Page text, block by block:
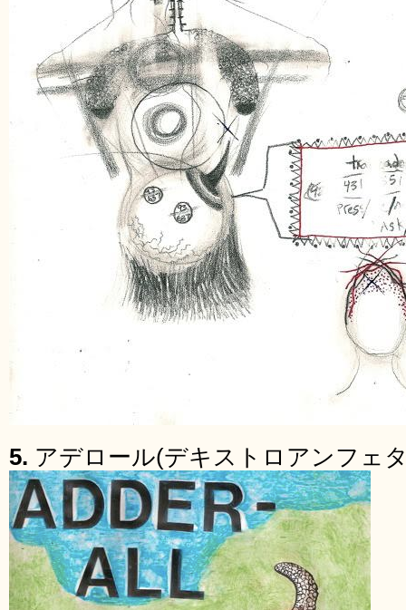
5. アデロール(デキストロアンフェ